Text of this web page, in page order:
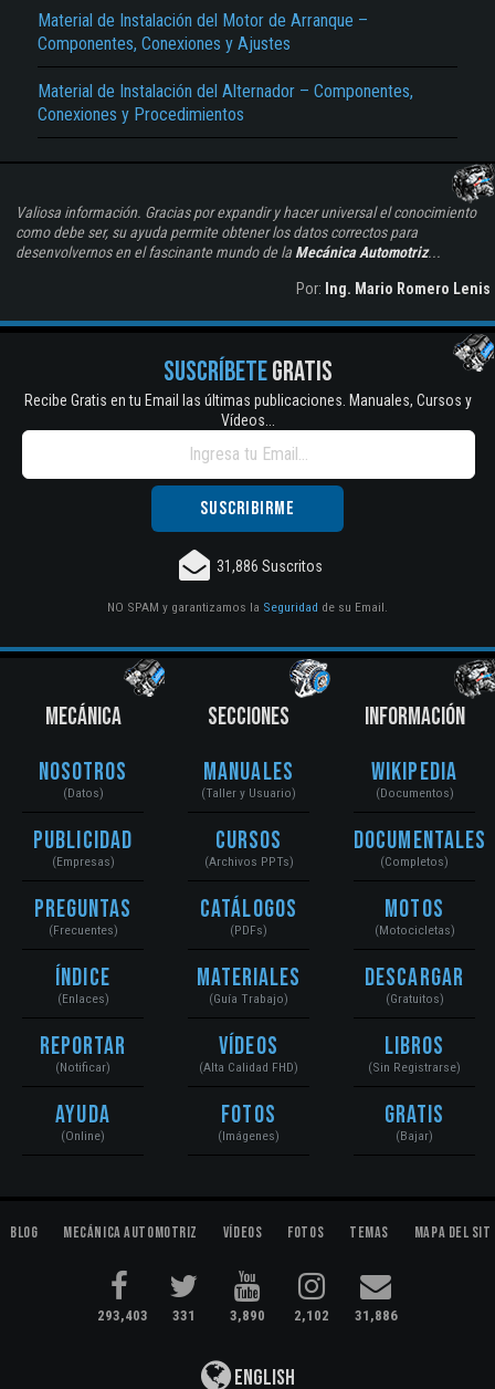
Material de Instalación del Motor de Arranque –
Componentes, Conexiones y Ajustes
Material de Instalación del Alternador – Componentes,
Conexiones y Procedimientos
Valiosa información. Gracias por expandir y hacer universal el conocimiento
como debe ser, su ayuda permite obtener los datos correctos para
desenvolvernos en el fascinante mundo de la Mecánica Automotriz...
Por: Ing. Mario Romero Lenis
SUSCRÍBETEGRATIS
Recibe Gratis en tu Email las últimas publicaciones. Manuales, Cursos y
Vídeos...
31,886 Suscritos
NO SPAM y garantizamos la Seguridad de su Email.
MECÁNICA
Nosotros
(Datos)
Publicidad
(Empresas)
Preguntas
(Frecuentes)
Índice
(Enlaces)
Reportar
(Notificar)
Ayuda
(Online)
SECCIONES
Manuales
(Taller y Usuario)
Cursos
(Archivos PPTs)
Catálogos
(PDFs)
Materiales
(Guía Trabajo)
Vídeos
(Alta Calidad FHD)
Fotos
(Imágenes)
INFORMACIÓN
Wikipedia
(Documentos)
Documentales
(Completos)
Motos
(Motocicletas)
Descargar
(Gratuitos)
Libros
(Sin Registrarse)
Gratis
(Bajar)
Blog Mecánica Automotriz Vídeos Fotos Temas Mapa del
293,403 331 3,890 2,102 31,886
English